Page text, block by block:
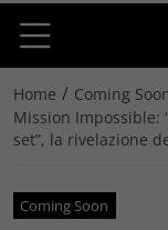
Home / Coming
Mission Impossible:
set”, la rivelazione
Coming Soon